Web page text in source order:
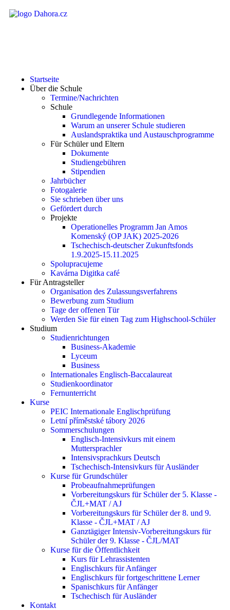
Startseite
Über die Schule
Termine/Nachrichten
Schule
Grundlegende Informationen
Warum an unserer Schule studieren
Auslandspraktika und Austauschprogramme
Für Schüler und Eltern
Dokumente
Studiengebühren
Stipendien
Jahrbücher
Fotogalerie
Sie schrieben über uns
Gefördert durch
Projekte
Operationelles Programm Jan Amos
Komenský (OP JAK) 2025-2026
Tschechisch-deutscher Zukunftsfonds
1.9.2025-15.11.2025
Spolupracujeme
Kavárna Digitka café
Für Antragsteller
Organisation des Zulassungsverfahrens
Bewerbung zum Studium
Tage der offenen Tür
Werden Sie für einen Tag zum Highschool-Schüler
Studium
Studienrichtungen
Business-Akademie
Lyceum
Business
Internationales Englisch-Baccalaureat
Studienkoordinator
Fernunterricht
Kurse
PEIC Internationale Englischprüfung
Letní příměstské tábory 2026
Sommerschulungen
Englisch-Intensivkurs mit einem
Muttersprachler
Intensivsprachkurs Deutsch
Tschechisch-Intensivkurs für Ausländer
Kurse für Grundschüler
Probeaufnahmeprüfungen
Vorbereitungskurs für Schüler der 5. Klasse -
ČJL+MAT / AJ
Vorbereitungskurs für Schüler der 8. und 9.
Klasse - ČJL+MAT / AJ
Ganztägiger Intensiv-Vorbereitungskurs für
Schüler der 9. Klasse - ČJL/MAT
Kurse für die Öffentlichkeit
Kurs für Lehrassistenten
Englischkurs für Anfänger
Englischkurs für fortgeschrittene Lerner
Spanischkurs für Anfänger
Tschechisch für Ausländer
Kontakt